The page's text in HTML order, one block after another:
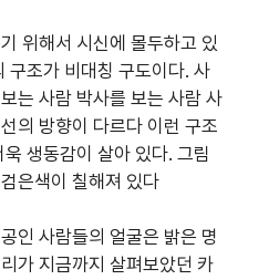
위해서 시신에 몰두하고 있
구조가 비대칭 구도이다. 사
는 사람 박사를 보는 사람 사
의 방향이 다르다 이런 구조
생동감이 살아 있다. 그림
은색이 칠해져 있다
인 사람들의 얼굴은 밝은 명
가 지금까지 살펴보았던 카